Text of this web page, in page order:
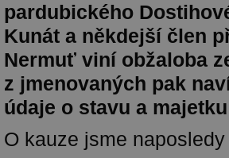
pardubického
Kunát a někdejší člen
Nermuť viní obžaloba
z jmenovaných pak
údaje o stavu a
O kauze jsme